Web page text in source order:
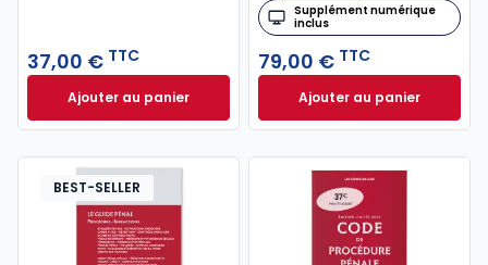
37,00 € TTC
Ajouter au panierCode de procédure civile 2027 annoté. Édition
Supplément numérique
inclus
79,00 € TTC
Ajouter au panier
Code du travail
BEST-SELLER